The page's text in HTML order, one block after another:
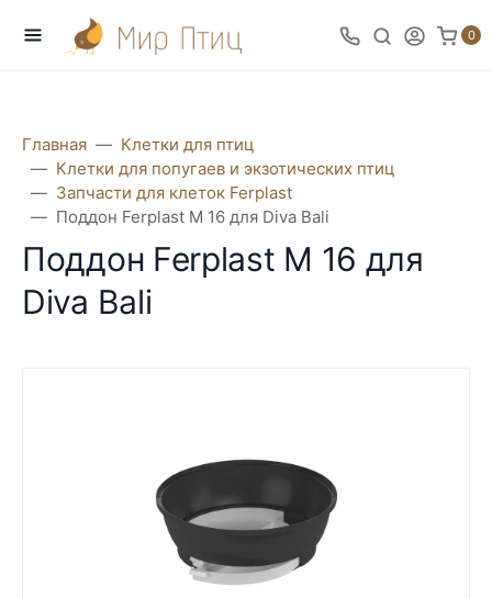
0
Главная
Клетки для птиц
Клетки для попугаев и экзотических птиц
Запчасти для клеток Ferplast
Поддон Ferplast M 16 для Diva Bali
Поддон Ferplast M 16 для
Diva Bali